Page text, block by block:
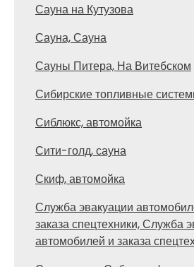
Сауна на Кутузова
Сауна, Сауна
Сауны Питера, На Витебском
Сибирские топливные
Сиблюкс, автомойка
Сити-голд, сауна
Скиф, автомойка
Служба эвакуации
заказа спецтехники, Служба
автомобилей и заказа